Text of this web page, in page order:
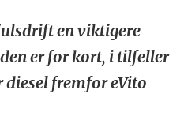
en viktigere
er for kort, i tilfeller
fremfor eVito